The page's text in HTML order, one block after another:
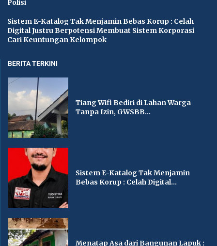
Polisi
Sistem E-Katalog Tak Menjamin Bebas Korup : Celah
Digital Justru Berpotensi Membuat Sistem Korporasi
Cari Keuntungan Kelompok
BERITA TERKINI
Tiang Wifi Bediri di Lahan Warga
Tanpa Izin, GWSBB...
Sistem E-Katalog Tak Menjamin
Bebas Korup : Celah Digital...
Menatap Asa dari Bangunan Lapuk :